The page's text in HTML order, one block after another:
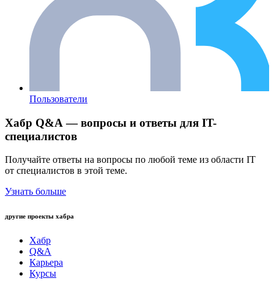
Пользователи
Хабр Q&A — вопросы и ответы для IT-
специалистов
Получайте ответы на вопросы по любой теме из области IT
от специалистов в этой теме.
Узнать больше
другие проекты хабра
Хабр
Q&A
Карьера
Курсы